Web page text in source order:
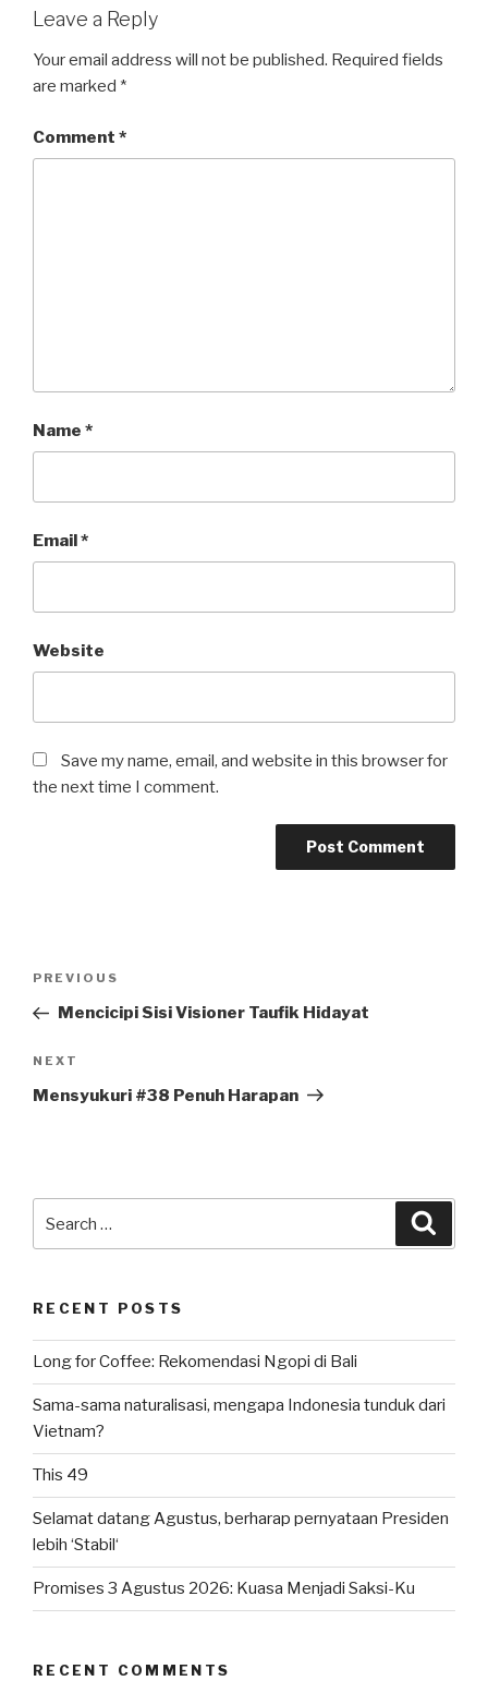
Leave a Reply
Your email address will not be published. Required fields
are marked *
Comment *
Name *
Email*
Website
Save my name, email, and website in this browser for
the next time I comment.
Previous
Post
PREVIOUS
Mencicipi Sisi Visioner Taufik Hidayat
Next
Post
NEXT
Mensyukuri #38 Penuh Harapan
for:
RECENT POSTS
Long for Coffee: Rekomendasi Ngopi di Bali
Sama-sama naturalisasi, mengapa Indonesia tunduk dari
Vietnam?
This 49
Selamat datang Agustus, berharap pernyataan Presiden
lebih ‘Stabil‘
Promises 3 Agustus 2026: Kuasa Menjadi Saksi-Ku
RECENT COMMENTS